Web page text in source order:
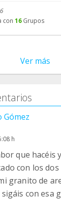
con 16 Grupos
Ver más
Gómez
h
que hacéis
con los
granito de
con esa